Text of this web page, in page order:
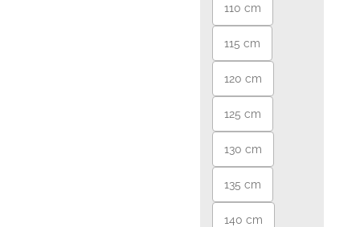
110 cm
115 cm
120 cm
125 cm
130 cm
135 cm
140 cm